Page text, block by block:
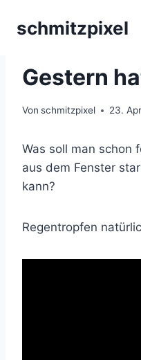
Inhaltschmitzpixel
Gestern
Von schmitzpixel 23.
Was soll man schon
aus dem Fenster
kann?
Regentropfen